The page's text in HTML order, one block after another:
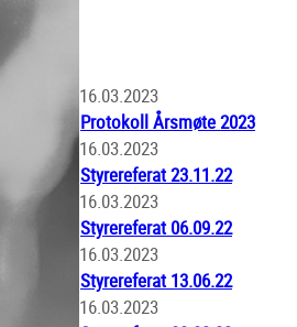
16.03.2023
Protokoll Årsmøte 2023
16.03.2023
Styrereferat 23.11.22
16.03.2023
Styrereferat 06.09.22
16.03.2023
Styrereferat 13.06.22
16.03.2023